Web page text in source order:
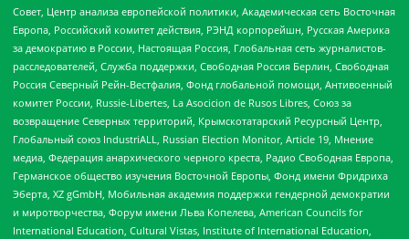
Совет, Центр анализа европейской политики, Академическая сеть Восточная
Европа, Российский комитет действия, РЭНД корпорейшн, Русская Америка
за демократию в России, Настоящая Россия, Глобальная сеть журналистов-
расследователей, Служба поддержки, Свободная Россия Берлин, Свободная
Россия Северный Рейн-Вестфалия, Фонд глобальной помощи, Антивоенный
комитет России, Russie-Libertes, La Asocicion de Rusos Libres, Союз за
возвращение Северных территорий, Крымскотатарский Ресурсный Центр,
Глобальный союз IndustriALL, Russian Election Monitor, Article 19, Мнение
медиа, Федерация анархического черного креста, Радио Свободная Европа,
Германское общество изучения Восточной Европы, Фонд имени Фридриха
Эберта, XZ gGmbH, Мобильная академия поддержки гендерной демократии
и миротворчества, Форум имени Льва Копелева, American Councils for
International Education, Cultural Vistas, Institute of International Education,